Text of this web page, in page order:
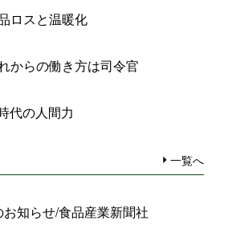
ロスと温暖化
からの働き方は司令官
代の人間力
一覧へ
知らせ/食品産業新聞社